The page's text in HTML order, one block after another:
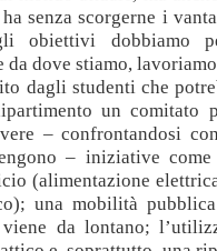
senza scorgerne i
obiettivi dobbiamo
da dove stiamo,
dagli studenti che
un comitato
– confrontandosi
– iniziative
(alimentazione
una mobilità
da lontano;